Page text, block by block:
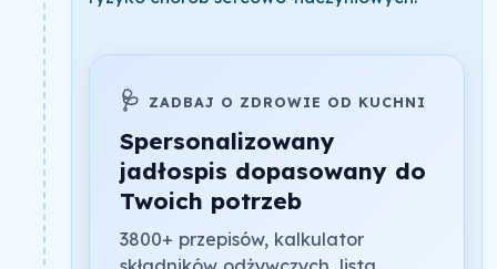
🩺 ZADBAJ O ZDROWIE OD KUCHNI
Spersonalizowany
jadłospis dopasowany do
Twoich potrzeb
3800+ przepisów, kalkulator